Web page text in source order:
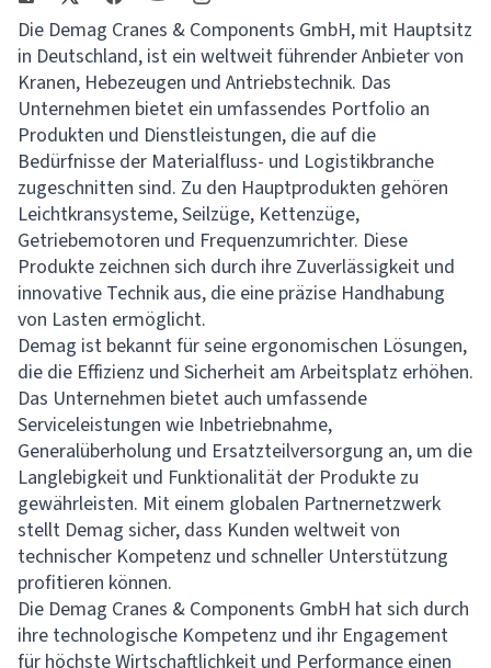
Die Demag Cranes & Components GmbH, mit Hauptsitz
in Deutschland, ist ein weltweit führender Anbieter von
Kranen, Hebezeugen und Antriebstechnik. Das
Unternehmen bietet ein umfassendes Portfolio an
Produkten und Dienstleistungen, die auf die
Bedürfnisse der Materialfluss- und Logistikbranche
zugeschnitten sind. Zu den Hauptprodukten gehören
Leichtkransysteme, Seilzüge, Kettenzüge,
Getriebemotoren und Frequenzumrichter. Diese
Produkte zeichnen sich durch ihre Zuverlässigkeit und
innovative Technik aus, die eine präzise Handhabung
von Lasten ermöglicht.
Demag ist bekannt für seine ergonomischen Lösungen,
die die Effizienz und Sicherheit am Arbeitsplatz erhöhen.
Das Unternehmen bietet auch umfassende
Serviceleistungen wie Inbetriebnahme,
Generalüberholung und Ersatzteilversorgung an, um die
Langlebigkeit und Funktionalität der Produkte zu
gewährleisten. Mit einem globalen Partnernetzwerk
stellt Demag sicher, dass Kunden weltweit von
technischer Kompetenz und schneller Unterstützung
profitieren können.
Die Demag Cranes & Components GmbH hat sich durch
ihre technologische Kompetenz und ihr Engagement
für höchste Wirtschaftlichkeit und Performance einen